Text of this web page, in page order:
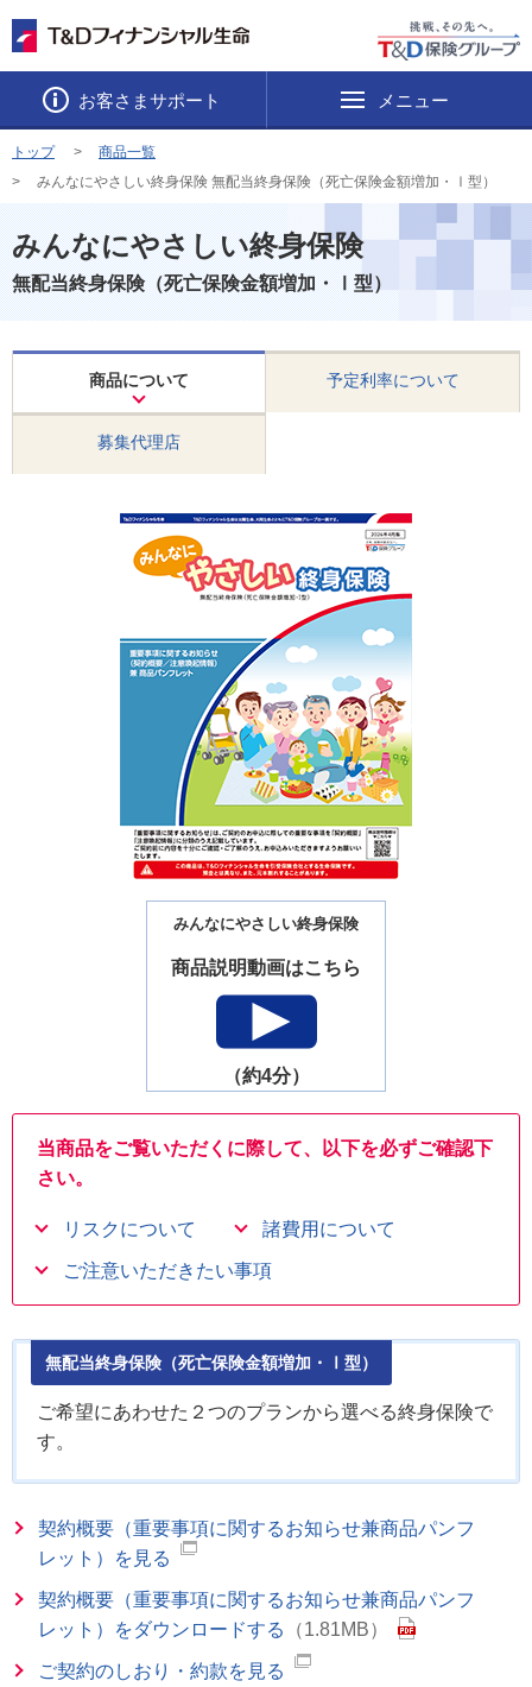
お客さまサポート メニュー
トップ
商品一覧
みんなにやさしい終身保険 無配当終身保険（死亡保険金額増加・Ⅰ型）
みんなにやさしい終身保険
無配当終身保険（死亡保険金額増加・Ⅰ型）
商品について 予定利率について
募集代理店
当商品をご覧いただくに際して、以下を必ずご確認下
さい。
リスクについて 諸費用について
ご注意いただきたい事項
無配当終身保険（死亡保険金額増加・Ⅰ型）
ご希望にあわせた２つのプランから選べる終身保険で
す。
契約概要（重要事項に関するお知らせ兼商品パンフ
レット）を見る
契約概要（重要事項に関するお知らせ兼商品パンフ
レット）をダウンロードする
（1.81MB）
ご契約のしおり・約款を見る
みんなにやさしい終身保険
商品説明動画はこちら
（約4分）